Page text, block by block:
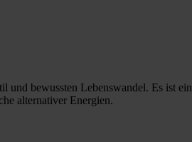
und bewussten Lebenswandel. Es ist
alternativer Energien.